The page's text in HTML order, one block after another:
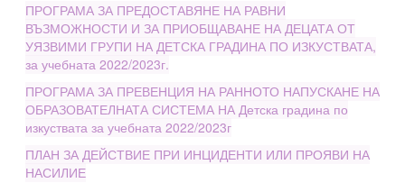
ПРОГРАМА ЗА ПРЕДОСТАВЯНЕ НА РАВНИ
ВЪЗМОЖНОСТИ И ЗА ПРИОБЩАВАНЕ НА ДЕЦАТА ОТ
УЯЗВИМИ ГРУПИ НА ДЕТСКА ГРАДИНА ПО ИЗКУСТВАТА,
за учебната 2022/2023г.
ПРОГРАМА ЗА ПРЕВЕНЦИЯ НА РАННОТО НАПУСКАНЕ НА
ОБРАЗОВАТЕЛНАТА СИСТЕМА НА Детска градина по
изкуствата за учебната 2022/2023г
ПЛАН ЗА ДЕЙСТВИЕ ПРИ ИНЦИДЕНТИ ИЛИ ПРОЯВИ НА
НАСИЛИЕ